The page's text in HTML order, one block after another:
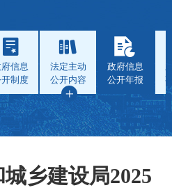
信息
制度
法定主动
公开内容
政府信息
公开年报
乡建设局2025